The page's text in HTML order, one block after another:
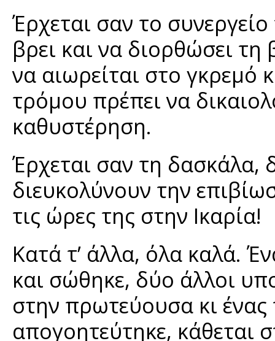
Έρχεται σαν το
βρει και να διορθώσει
να αιωρείται στο γκρεμό
τρόμου πρέπει να
καθυστέρηση.
Έρχεται σαν τη δασκάλα,
διευκολύνουν την
τις ώρες της στην Ικαρία!
Κατά τ’ άλλα, όλα καλά.
και σώθηκε, δύο άλλοι
στην πρωτεύουσα κι
απογοητεύτηκε, κάθεται